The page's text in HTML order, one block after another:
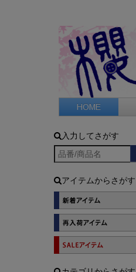
HOME
入力してさがす
アイテムからさがす